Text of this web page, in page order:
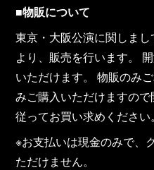
■物販について
東京・大阪公演に関しま
より、販売を行います。
いただけます。 物販のみ
みご購入いただけますの
従ってお買い求めください
※お支払いは現金のみで、
ただけません。